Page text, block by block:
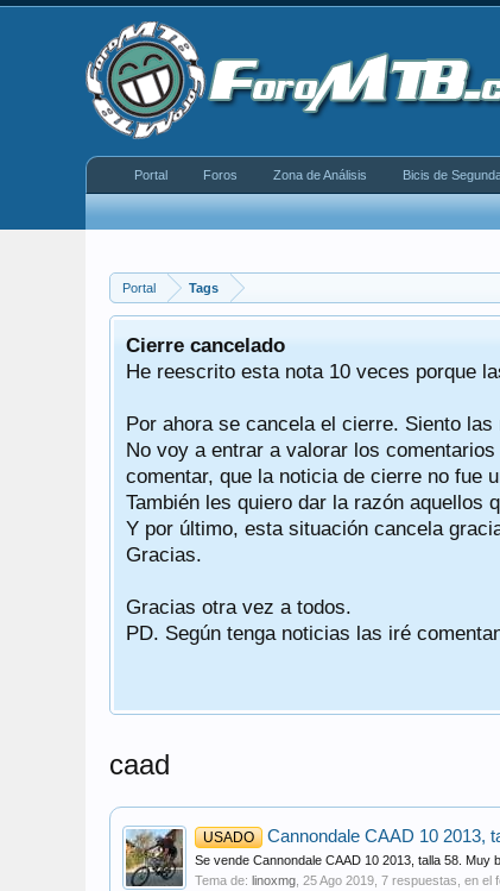
Portal Tags
Cierre cancelado
He reescrito esta nota 10 veces porque
Por ahora se cancela el cierre. Siento las
No voy a entrar a valorar los
comentar, que la noticia de cierre no fue
También les quiero dar la razón aquellos
Y por último, esta situación cancela
Gracias.
Gracias otra vez a todos.
PD. Según tenga noticias las iré
caad
USADO Cannondale CAAD 10 2013,
Se vende Cannondale CAAD 10 2013, talla 58.
Tema de: linoxmg 25 Ago 2019 , 7 respuestas, en el
Portal Foros Zona de Análisis Bicis de